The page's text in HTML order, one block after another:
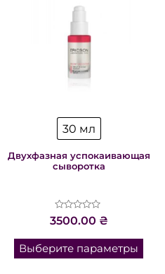
30 мл
Двухфазная успокаивающая
сыворотка
Оценка
0
3500.00 ₴
Выберите параметры